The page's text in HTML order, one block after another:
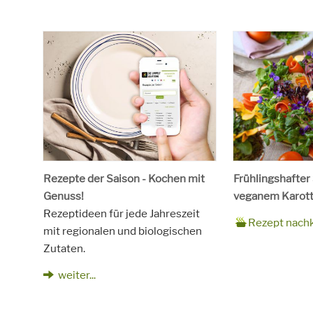
Rezepte der Saison - Kochen mit
Genuss!
Rezeptideen für jede Jahreszeit
mit regionalen und biologischen
Zutaten.
weiter...
Frühlingshafter
veganem
Zubereitungszeit
90 Minuten
Rezept
für
4 Personen
Saison
Frühling
Schlagworte
Beilagen,
Rezept